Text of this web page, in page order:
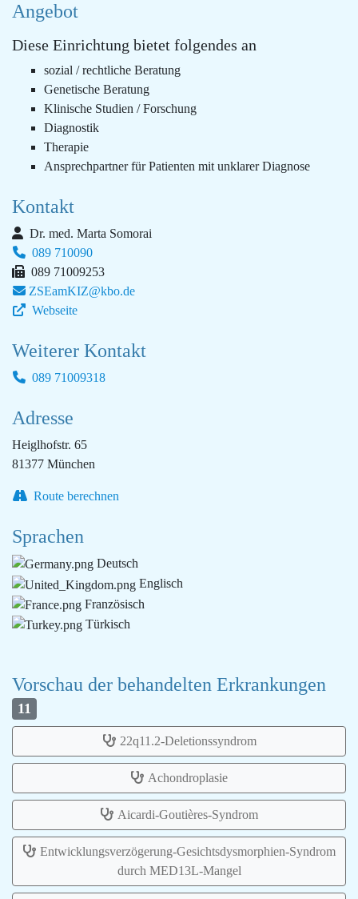
Angebot
Diese Einrichtung bietet folgendes an
sozial / rechtliche Beratung
Genetische Beratung
Klinische Studien / Forschung
Diagnostik
Therapie
Ansprechpartner für Patienten mit unklarer Diagnose
Kontakt
Dr. med. Marta Somorai
089 710090
089 71009253
ZSEamKIZ@kbo.de
Webseite
Weiterer Kontakt
089 71009318
Adresse
Heiglhofstr. 65
81377 München
Route berechnen
Sprachen
Deutsch
Englisch
Französisch
Türkisch
Vorschau der behandelten Erkrankungen
11
22q11.2-Deletionssyndrom
Achondroplasie
Aicardi-Goutières-Syndrom
Entwicklungsverzögerung-Gesichtsdysmorphien-Syndrom
durch MED13L-Mangel